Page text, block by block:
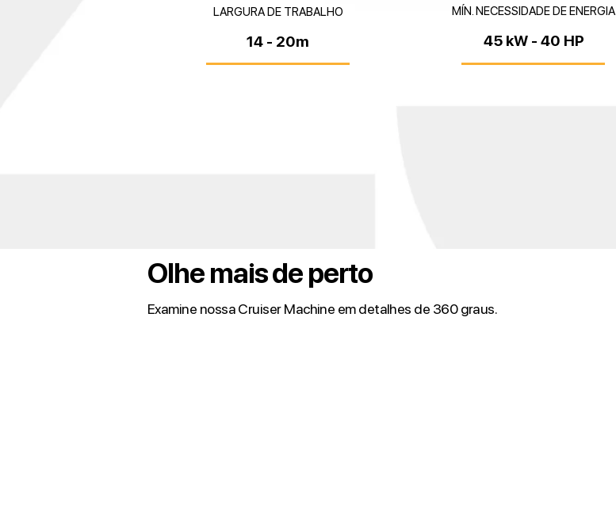
14 - 20m
LARGURA DE TRABALHO
45 kW - 40 HP
MÍN. NECESSIDADE DE ENERGIA
Olhe mais de perto
Examine nossa Cruiser Machine em detalhes de 360 ​​graus.